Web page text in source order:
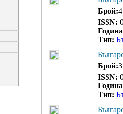
Брой:4
ISSN:
Тип:
Брой:3
ISSN:
Тип: